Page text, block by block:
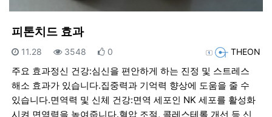
피톤치드 효과
등록자THEON
등록일
11.28 조회
3548 추천
0
주요 효과정신 건강:심신을 편안하게 하는 진정 및 스트레스
해소 효과가 있습니다.집중력과 기억력 향상에 도움을 줄 수
있습니다.면역력 및 신체 건강:면역 세포인 NK 세포를 활성화
시켜 면역력을 높여줍니다.혈압 조절, 콜레스테롤 개선 등 신